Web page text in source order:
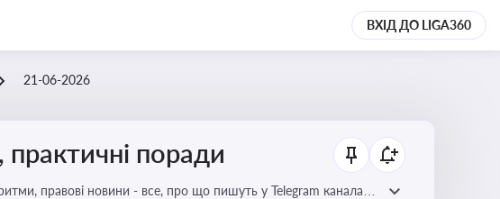
ВХІД ДО LIGA360
21-06-2026
практичні поради
правові новини - все, про що пишуть у Telegram каналах